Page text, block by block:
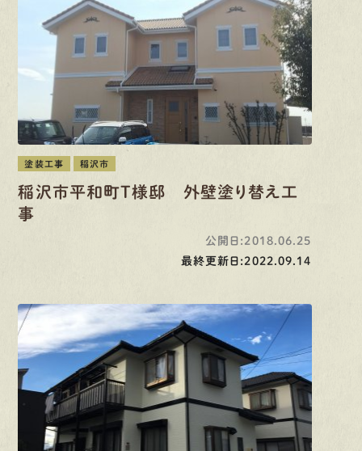
塗装工事 稲沢市
稲沢市平和町T様邸 外壁塗り替え工
事
公開日:2018.06.25
最終更新日:2022.09.14